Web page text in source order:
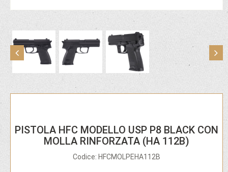
PISTOLA HFC MODELLO USP P8 BLACK CON
MOLLA RINFORZATA (HA 112B)
Codice: HFCMOLPEHA112B